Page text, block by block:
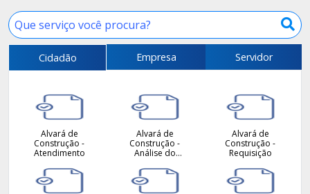
Cidadão Empresa Servidor
Alvará de
Construção -
Atendimento
Alvará de
Construção -
Análise do
Hidrossanitário -
Atendimento
Alvará de
Construção -
Requisição